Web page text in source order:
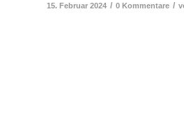
15. Februar 2024 / 0 Kommentare /